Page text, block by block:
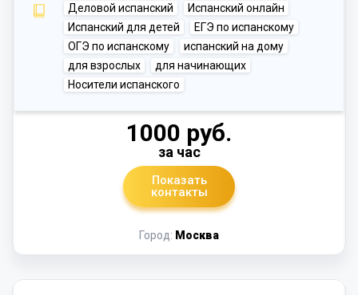
Деловой испанский
Испанский онлайн
Испанский для детей
ЕГЭ по испанскому
ОГЭ по испанскому
испанский на дому
для взрослых
для начинающих
Носители испанского
Город: Москва
1000 руб.
за час
Показать
контакты